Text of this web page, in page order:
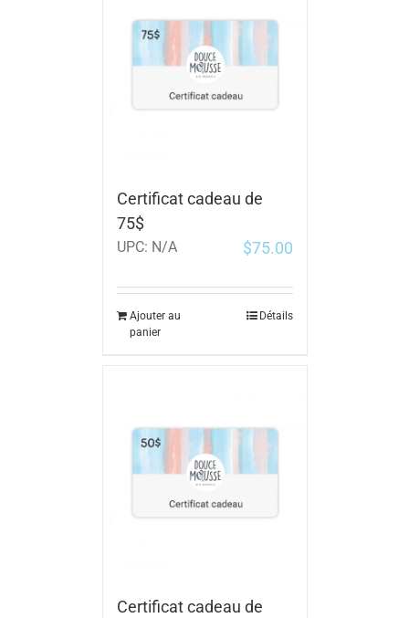
Certificat cadeau de
75$
UPC: N/A $75.00
Ajouter au
panier
Détails
Certificat cadeau de